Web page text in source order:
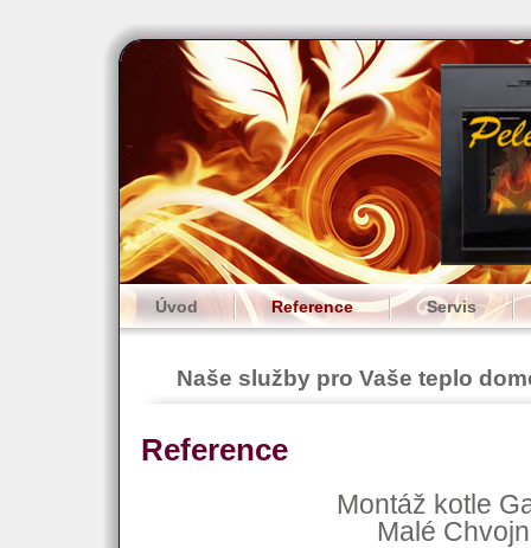
Úvod Reference Servis
Naše služby pro Vaše teplo
Reference
Montáž kotle
Malé